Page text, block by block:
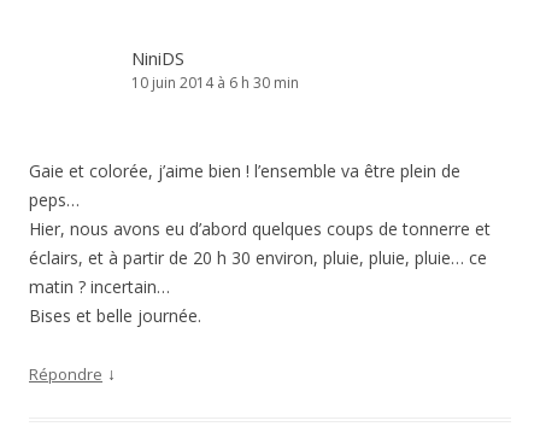
NiniDS
10 juin 2014 à 6 h 30 min
Gaie et colorée, j’aime bien ! l’ensemble va être plein de
peps…
Hier, nous avons eu d’abord quelques coups de tonnerre et
éclairs, et à partir de 20 h 30 environ, pluie, pluie, pluie… ce
matin ? incertain…
Bises et belle journée.
Répondre ↓